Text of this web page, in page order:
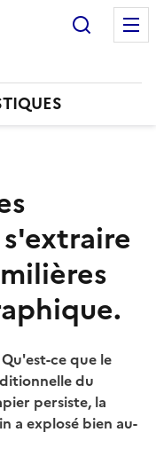
ce que le
du
persiste, la
a explosé bien au-